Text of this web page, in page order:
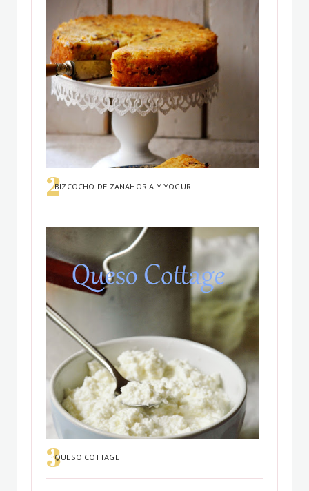
BIZCOCHO DE ZANAHORIA Y YOGUR
QUESO COTTAGE